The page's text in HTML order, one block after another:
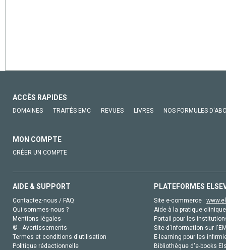
ACCÈS RAPIDES
DOMAINES TRAITÉS EMC REVUES LIVRES NOS FORMULES
MON COMPTE
CRÉER UN COMPTE
AIDE & SUPPORT
Contactez-nous / FAQ
Qui sommes-nous ?
Mentions légales
© - Avertissements
Termes et conditions d'utilisation
Politique rédactionnelle
PLATEFORMES
Site e-commerce :
Aide à la pratique
Portail pour les
Site d'information sur
E-learning pour les
Bibliothèque d'e-books